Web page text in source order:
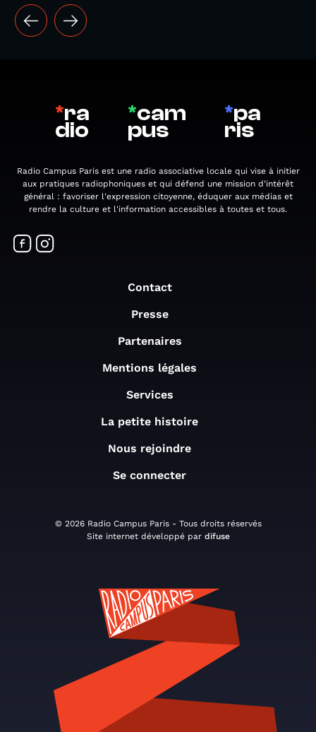
*ra
dio
*cam
pus
*pa
ris
Radio Campus Paris est une radio associative locale qui vise à initier
aux pratiques radiophoniques et qui défend une mission d'intérêt
général : favoriser l'expression citoyenne, éduquer aux médias et
rendre la culture et l'information accessibles à toutes et tous.
Contact
Presse
Partenaires
Mentions légales
Services
La petite histoire
Nous rejoindre
Se connecter
© 2026 Radio Campus Paris - Tous droits réservés
Site internet développé par difuse